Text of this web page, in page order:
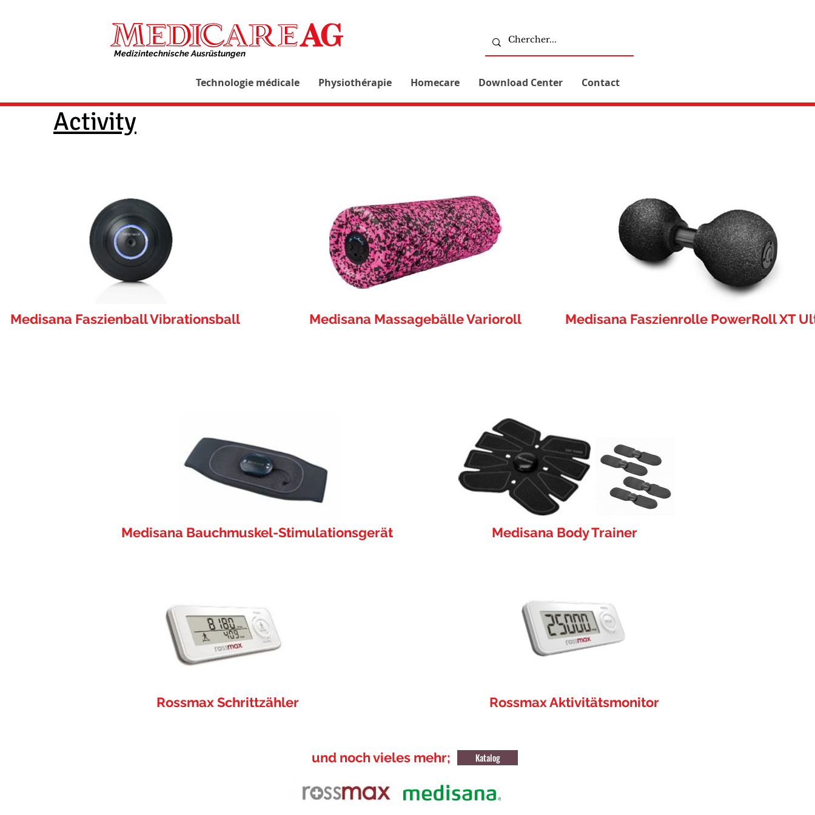
Medizintechnische Ausrüstungen​
Technologie médicale Physiothérapie Homecare Download Center Contact
Activity
Medisana Faszienball Vibrationsball Medisana Massagebälle Varioroll Medisana Faszienrolle PowerRoll XT
Medisana Bauchmuskel-Stimulationsgerät
Rossmax Schrittzähler
Medisana Body Trainer
Rossmax Aktivitätsmonitor
Katalog
und noch vieles mehr;